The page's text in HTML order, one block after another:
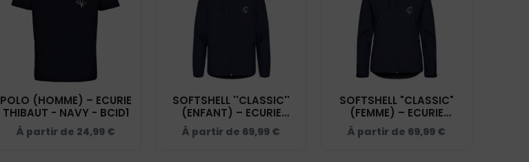
POLO (HOMME) – ECURIE
THIBAUT - NAVY - BCID1
À partir de 24,99 €
SOFTSHELL ''CLASSIC''
(ENFANT) – ECURIE
THIBAUT - NAVY -
0200909
À partir de 69,99 €
SOFTSHELL "CLASSIC"
(FEMME) – ECURIE
THIBAUT - NAVY -
0200917
À partir de 69,99 €